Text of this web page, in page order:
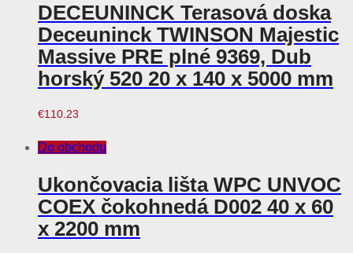
DECEUNINCK Terasová doska
Deceuninck TWINSON Majestic
Massive PRE plné 9369, Dub
horský 520 20 x 140 x 5000 mm
€110.23
Do obchodu
Ukončovacia lišta WPC UNVOC
COEX čokohnedá D002 40 x 60
x 2200 mm